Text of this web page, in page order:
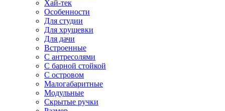
Хай-тек
Особенности
Для студии
Для хрущевки
Для дачи
Встроенные
С антресолями
С барной стойкой
С островом
Малогабаритные
Модульные
Скрытые ручки